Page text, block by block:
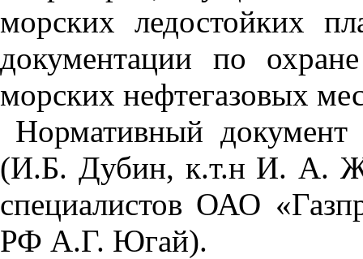
морских ледостойких
документации по
морских нефтегазовых
Нормативный
(И.Б. Дубин, к.т.н И. А.
специалистов ОАО
РФ А.Г. Югай).